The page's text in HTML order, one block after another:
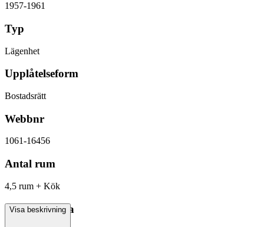
1957-1961
Typ
Lägenhet
Upplåtelseform
Bostadsrätt
Webbnr
1061-16456
Antal rum
4,5 rum + Kök
Boarea/Biarea
Visa beskrivning